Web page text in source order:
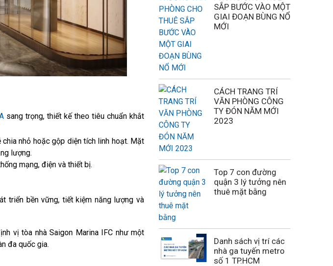
sang trọng, thiết kế theo tiêu chuẩn khắt
nhỏ hoặc gộp diện tích linh hoạt. Mặt
lượng.
mạng, điện và thiết bị.
triển bền vững, tiết kiệm năng lượng và
vị tòa nhà Saigon Marina IFC như một
đa quốc gia.
SẮP BƯỚC VÀO MỘT
GIAI ĐOẠN BÙNG NỔ
MỚI
CÁCH TRANG TRÍ
VĂN PHÒNG CÔNG
TY ĐÓN NĂM MỚI
2023
Top 7 con đường
quận 3 lý tưởng nên
thuê mặt bằng
Danh sách vị trí các
nhà ga tuyến metro
số 1 TP.HCM